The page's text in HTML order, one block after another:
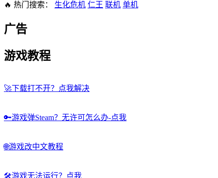
🔥 热门搜索： 生化危机 仁王 联机 单机
广告
游戏教程
🚀下载打不开？点我解决
🔑游戏弹Steam？无许可怎么办-点我
🌐游戏改中文教程
🛠️游戏无法运行？点我